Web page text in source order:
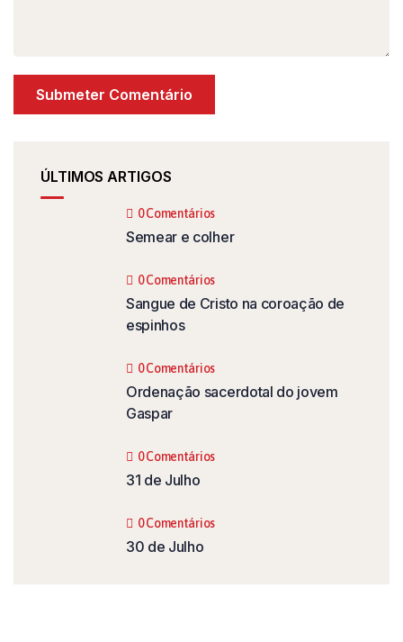
ÚLTIMOS ARTIGOS
0 Comentários
Semear e colher
0 Comentários
Sangue de Cristo na coroação de
espinhos
0 Comentários
Ordenação sacerdotal do jovem
Gaspar
0 Comentários
31 de Julho
0 Comentários
30 de Julho